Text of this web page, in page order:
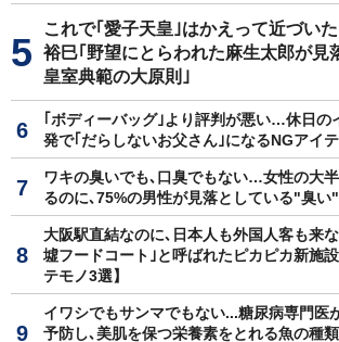
これで｢愛子天皇｣はかえって近づい
裕巳｢野望にとらわれた麻生太郎が見
皇室典範の大原則｣
｢ボディーバッグ｣より評判が悪い…休日の
発で｢だらしないお父さん｣になるNGアイ
ワキの臭いでも､口臭でもない…女性の大
るのに､75%の男性が見落としている"臭い
大阪駅直結なのに､日本人も外国人客も来
墟フードコート｣と呼ばれたピカピカ新施
テモノ3選】
イワシでもサンマでもない...糖尿病専門医
予防し､美肌を保つ栄養素をとれる魚の種